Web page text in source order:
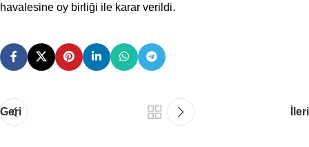
havalesine oy birliği ile karar verildi.
Geri İleri